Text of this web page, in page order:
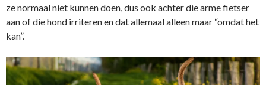
ze normaal niet kunnen doen, dus ook achter die arme fietser
aan of die hond irriteren en dat allemaal alleen maar “omdat het
kan”.